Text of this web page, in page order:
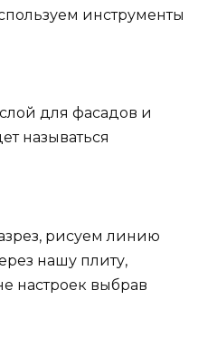
инструменты
для фасадов и
называться
рисуем линию
нашу плиту,
настроек выбрав